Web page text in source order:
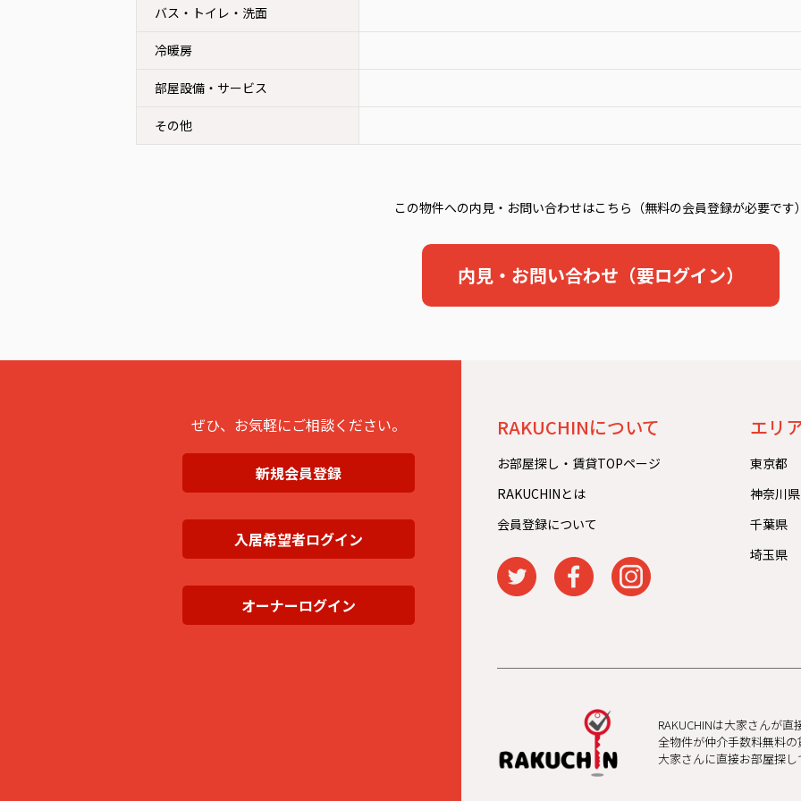
バス・トイレ・洗面
冷暖房
部屋設備・サービス
その他
この物件への内見・お問い合わせはこちら（無料の会員登録が必要です
内見・お問い合わせ（要ログイン）
ぜひ、お気軽にご相談ください。
新規会員登録
入居希望者ログイン
オーナーログイン
RAKUCHINについて
お部屋探し・賃貸TOPページ
RAKUCHINとは
会員登録について
エリ
東京都
神奈川県
千葉県
埼玉県
RAKUCHINは大家さんが直
全物件が仲介手数料無料
大家さんに直接お部屋探